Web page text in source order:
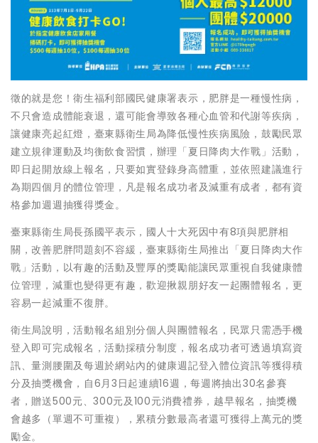
徵的就是您！衛生福利部國民健康署表示，肥胖是一種慢性病，
不只會造成體能衰退，還可能會導致各種心血管和代謝等疾病，
讓健康亮起紅燈，臺東縣衛生局為降低慢性疾病風險，鼓勵民眾
建立規律運動及均衡飲食習慣，辦理「夏日降肉大作戰」活動，
即日起開放線上報名，只要如實登錄身高體重，並依照建議進行
為期四個月的體位管理，凡是報名成功者及減重有成者，都有資
格參加週週抽獲得獎金。
臺東縣衛生局長孫國平表示，國人十大死因中有8項與肥胖相
關，改善肥胖問題刻不容緩，臺東縣衛生局推出「夏日降肉大作
戰」活動，以有趣的活動及豐厚的獎勵能讓民眾重視自我健康體
位管理，減重也變得更有趣，歡迎揪親朋好友一起團體報名，更
容易一起減重不復胖。
衛生局說明，活動報名組別分個人與團體報名，民眾只需憑手機
登入即可完成報名，活動採積分制度，報名成功者可透過填寫資
訊、量測腰圍及每週於網站內的健康週記登入體位資訊等獲得積
分及抽獎機會，自6月3日起連續16週，每週將抽出30名參賽
者，贈送500元、300元及100元消費禮券，越早報名，抽獎機
會越多（單週不可重複），累積分數最高者還可獲得上萬元的獎
勵金。